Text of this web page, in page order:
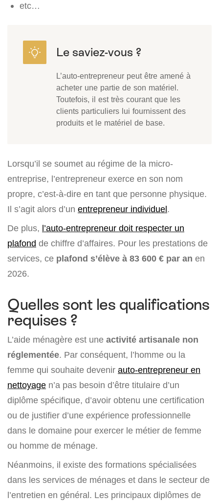
etc…
L’auto-entrepreneur peut être amené à
acheter une partie de son matériel.
Toutefois, il est très courant que les
clients particuliers lui fournissent des
produits et le matériel de base.
Lorsqu’il se soumet au régime de la micro-
entreprise, l’entrepreneur exerce en son nom
propre, c’est-à-dire en tant que personne physique.
Il s’agit alors d’un entrepreneur individuel.
De plus, l’auto-entrepreneur doit respecter un
plafond de chiffre d’affaires. Pour les prestations de
services, ce plafond s’élève à 83 600 € par an en
2026.
Quelles sont les qualifications
requises ?
L’aide ménagère est une activité artisanale non
réglementée. Par conséquent, l’homme ou la
femme qui souhaite devenir auto-entrepreneur en
nettoyage n’a pas besoin d’être titulaire d’un
diplôme spécifique, d’avoir obtenu une certification
ou de justifier d’une expérience professionnelle
dans le domaine pour exercer le métier de femme
ou homme de ménage.
Néanmoins, il existe des formations spécialisées
dans les services de ménages et dans le secteur de
l’entretien en général. Les principaux diplômes de